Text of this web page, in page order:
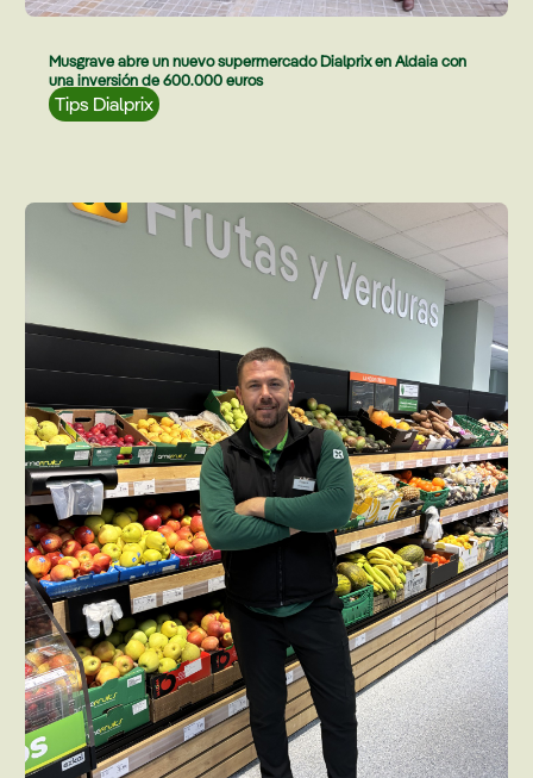
Musgrave abre un nuevo supermercado Dialprix en Aldaia con
una inversión de 600.000 euros
Tips Dialprix